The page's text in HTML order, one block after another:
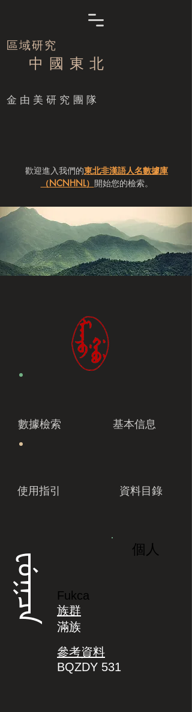
區域研究
中 國 東 北
​金由美研究團隊
歡迎進入我們的東北非漢語人名數據庫
（NCNHNL） 開始您的檢索。
數據檢索 基本信息
使用指引 資料目錄
ᡶᡠᡴᠴᠠ
個人
Fukca
族群
滿族
參考資料
BQZDY 531